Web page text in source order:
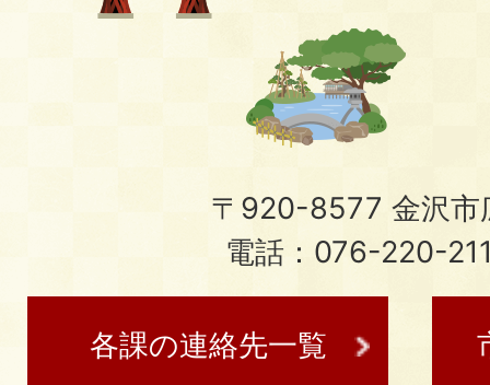
〒920-8577 金沢市
電話：076-220-
各課の連絡先一覧